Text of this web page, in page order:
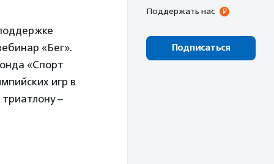
«Бег».
«Спорт
игр в
–
Поддержать нас
Подписаться